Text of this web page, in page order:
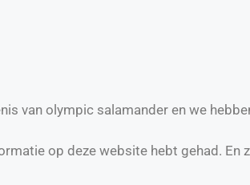
van olympic salamander en we
op deze website hebt gehad.